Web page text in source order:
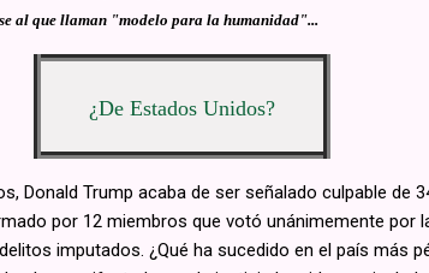
al que llaman "modelo para la humanidad"...
¿De Estados Unidos?
Donald Trump acaba de ser señalado culpable de
por 12 miembros que votó unánimemente por
imputados. ¿Qué ha sucedido en el país más